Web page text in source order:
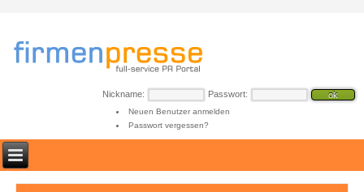
Nickname: Passwort:
Neuen Benutzer anmelden
Passwort vergessen?